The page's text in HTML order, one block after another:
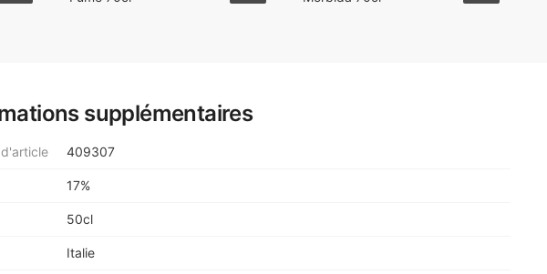
supplémentaires
409307
17%
50cl
Italie